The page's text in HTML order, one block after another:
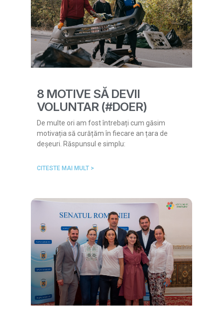
8 MOTIVE SĂ DEVII
VOLUNTAR (#DOER)
De multe ori am fost întrebați cum găsim
motivația să curățăm în fiecare an țara de
deșeuri. Răspunsul e simplu:
CITESTE MAI MULT >